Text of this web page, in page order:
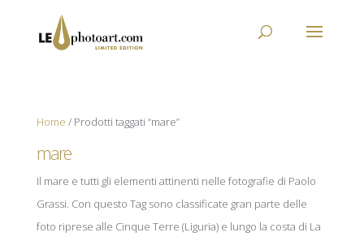
Home / Prodotti taggati “mare”
mare
Il mare e tutti gli elementi attinenti nelle fotografie di Paolo
Grassi. Con questo Tag sono classificate gran parte delle
foto riprese alle Cinque Terre (Liguria) e lungo la costa di La